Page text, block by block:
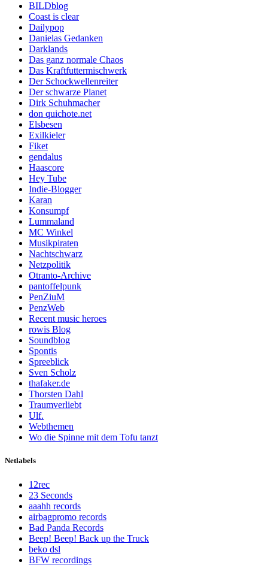
BILDblog
Coast is clear
Dailypop
Danielas Gedanken
Darklands
Das ganz normale Chaos
Das Kraftfuttermischwerk
Der Schockwellenreiter
Der schwarze Planet
Dirk Schuhmacher
don quichote.net
Elsbesen
Exilkieler
Fiket
gendalus
Haascore
Hey Tube
Indie-Blogger
Karan
Konsumpf
Lummaland
MC Winkel
Musikpiraten
Nachtschwarz
Netzpolitik
Otranto-Archive
pantoffelpunk
PenZiuM
PenzWeb
Recent music heroes
rowis Blog
Soundblog
Spontis
Spreeblick
Sven Scholz
thafaker.de
Thorsten Dahl
Traumverliebt
Ulf.
Webthemen
Wo die Spinne mit dem Tofu tanzt
Netlabels
12rec
23 Seconds
aaahh records
airbagpromo records
Bad Panda Records
Beep! Beep! Back up the Truck
beko dsl
BFW recordings